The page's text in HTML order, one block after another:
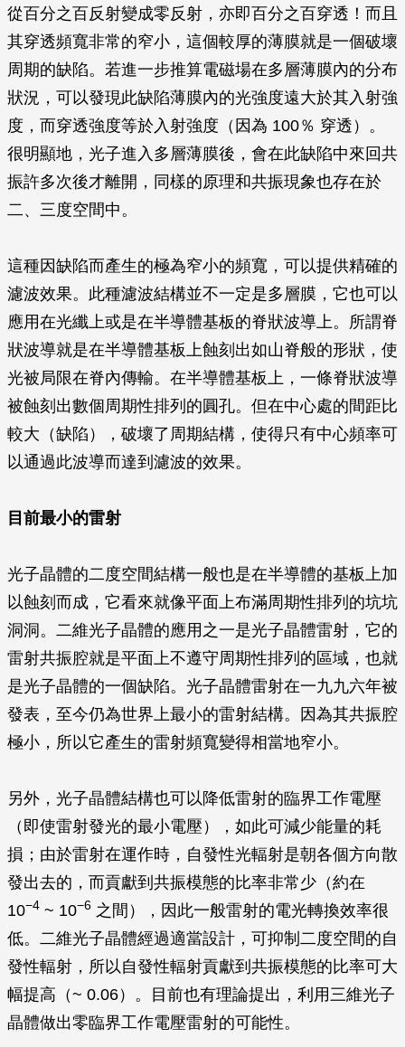
從百分之百反射變成零反射，亦即百分之百穿透！而且
其穿透頻寬非常的窄小，這個較厚的薄膜就是一個破壞
周期的缺陷。若進一步推算電磁場在多層薄膜內的分布
狀況，可以發現此缺陷薄膜內的光強度遠大於其入射強
度，而穿透強度等於入射強度（因為 100％ 穿透）。
很明顯地，光子進入多層薄膜後，會在此缺陷中來回共
振許多次後才離開，同樣的原理和共振現象也存在於
二、三度空間中。
這種因缺陷而產生的極為窄小的頻寬，可以提供精確的
濾波效果。此種濾波結構並不一定是多層膜，它也可以
應用在光纖上或是在半導體基板的脊狀波導上。所謂脊
狀波導就是在半導體基板上蝕刻出如山脊般的形狀，使
光被局限在脊內傳輸。在半導體基板上，一條脊狀波導
被蝕刻出數個周期性排列的圓孔。但在中心處的間距比
較大（缺陷），破壞了周期結構，使得只有中心頻率可
以通過此波導而達到濾波的效果。
目前最小的雷射
光子晶體的二度空間結構一般也是在半導體的基板上加
以蝕刻而成，它看來就像平面上布滿周期性排列的坑坑
洞洞。二維光子晶體的應用之一是光子晶體雷射，它的
雷射共振腔就是平面上不遵守周期性排列的區域，也就
是光子晶體的一個缺陷。光子晶體雷射在一九九六年被
發表，至今仍為世界上最小的雷射結構。因為其共振腔
極小，所以它產生的雷射頻寬變得相當地窄小。
另外，光子晶體結構也可以降低雷射的臨界工作電壓
（即使雷射發光的最小電壓），如此可減少能量的耗
損；由於雷射在運作時，自發性光輻射是朝各個方向散
發出去的，而貢獻到共振模態的比率非常少（約在
10−4 ~ 10−6 之間），因此一般雷射的電光轉換效率很
低。二維光子晶體經過適當設計，可抑制二度空間的自
發性輻射，所以自發性輻射貢獻到共振模態的比率可大
幅提高（~ 0.06）。目前也有理論提出，利用三維光子
晶體做出零臨界工作電壓雷射的可能性。